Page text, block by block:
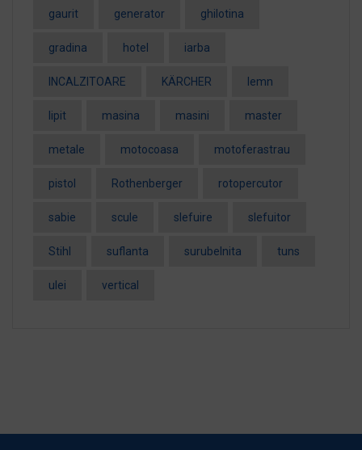
gaurit generator ghilotina
gradina hotel iarba
INCALZITOARE KÄRCHER lemn
lipit masina masini master
metale motocoasa motoferastrau
pistol Rothenberger rotopercutor
sabie scule slefuire slefuitor
Stihl suflanta surubelnita tuns
ulei vertical